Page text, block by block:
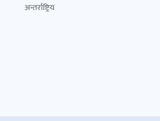
अन्तर्राष्ट्रिय